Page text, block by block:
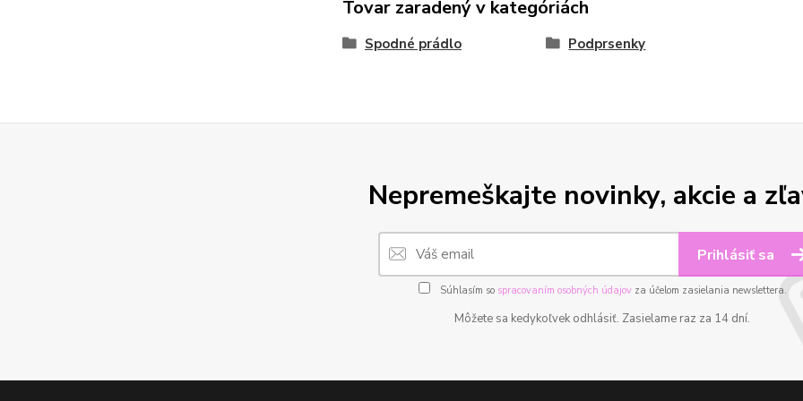
Tovar zaradený v kategóriách
Spodné prádlo Podprsenky
Nepremeškajte novinky, akcie a
Prihlásiť sa
Súhlasím so spracovaním osobných údajovza účelom zasielania newslettera.
Môžete sa kedykoľvek odhlásiť. Zasielame raz za 14 dní.